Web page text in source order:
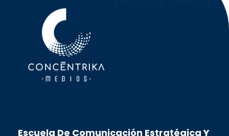
Escuela De Comunicación Estratégica Y